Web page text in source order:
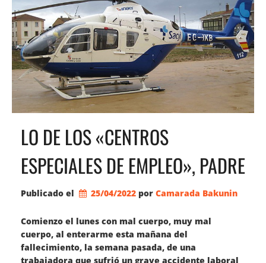
LO DE LOS «CENTROS
ESPECIALES DE EMPLEO», PADRE
Publicado el 25/04/2022 por Camarada Bakunin
Comienzo el lunes con mal cuerpo, muy mal
cuerpo, al enterarme esta mañana del
fallecimiento, la semana pasada, de una
trabajadora que sufrió un grave accidente laboral